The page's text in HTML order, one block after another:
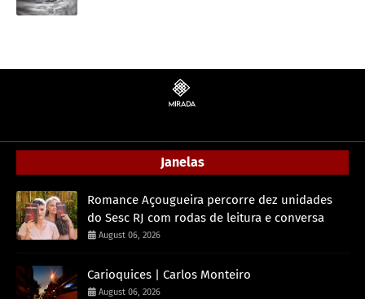
Janelas
Romance Açougueira percorre dez unidades
do Sesc RJ com rodas de leitura e conversa
August 06, 2026
Carioquices | Carlos Monteiro
August 06, 2026